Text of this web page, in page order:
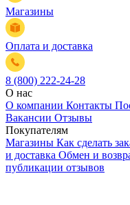
Магазины
Оплата и доставка
8 (800) 222-24-28
О нас
О компании Контакты
Вакансии Отзывы
Покупателям
Магазины Как сделать
и доставка Обмен и
публикации отзывов